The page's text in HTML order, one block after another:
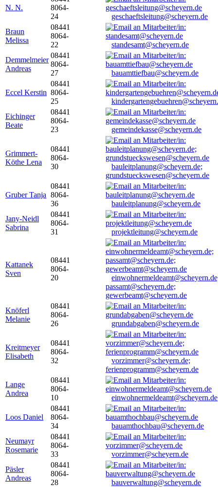
N. N.
8064-
24
geschaeftsleitung@scheyern.de
Braun
Melissa
08441
8064-
22
standesamt@scheyern.de
Demmelmeier
Andreas
08441
8064-
27
bauamttiefbau@scheyern.de
Eccel Kerstin
08441
8064-
25
Eichinger
Beate
08441
8064-
23
gemeindekasse@scheyern.de
Grimmert-
Köthe Lena
08441
8064-
30
bauleitplanung@scheyern.de;
grundstueckswesen@scheyern.de
Gruber Tanja
08441
8064-
36
bauleitplanung@scheyern.de
Jany-Neidl
Sabrina
08441
8064-
31
projektleitung@scheyern.de
Kattanek
Sven
08441
8064-
20
passamt@scheyern.de;
gewerbeamt@scheyern.de
Knöferl
Melanie
08441
8064-
26
grundabgaben@scheyern.de
Kreitmeyer
Elisabeth
08441
8064-
32
vorzimmer@scheyern.de;
ferienprogramm@scheyern.de
Lange
Andrea
08441
8064-
10
einwohnermeldeamt@scheyern.de
Loos Daniel
08441
8064-
34
bauamthochbau@scheyern.de
Neumayr
Rosemarie
08441
8064-
33
vorzimmer@scheyern.de
Päsler
Andreas
08441
8064-
28
bauverwaltung@scheyern.de